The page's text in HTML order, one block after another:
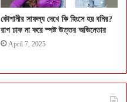
কৌশানীর সাফল্য দেখে কি হিংসে হয় বনির?
রাগ ঢাক না করে স্পষ্ট উত্তর অভিনেতার
April 7, 2025